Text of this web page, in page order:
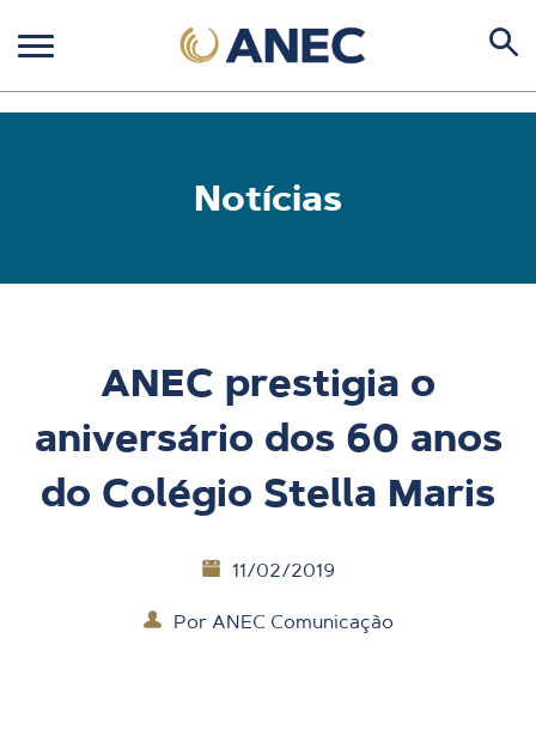
Notícias
ANEC prestigia o
aniversário dos 60 anos
do Colégio Stella Maris
11/02/2019
PorANEC Comunicação